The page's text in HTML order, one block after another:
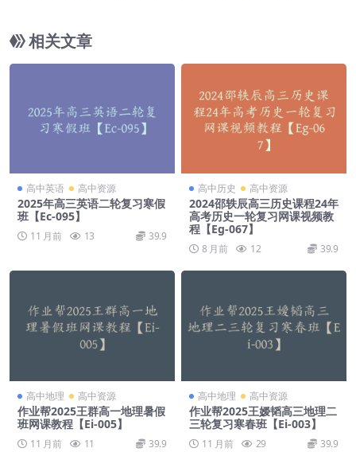
相关文章
高中英语 高中资源
2025年高三英语二轮复习寒假
班【Ec-095】
11 月前 13 39.9
高中历史 高中资源
2024邵轶辰高三历史课程24年
高考历史一轮复习网课视频教
程【Eg-067】
8 月前 12 39.9
高中地理 高中资源
作业帮2025王群高一地理暑假
班网课教程【Ei-005】
11 月前 11 39.9
高中地理 高中资源
作业帮2025王嫒韬高三地理二
三轮复习寒春班【Ei-003】
11 月前 29 39.9